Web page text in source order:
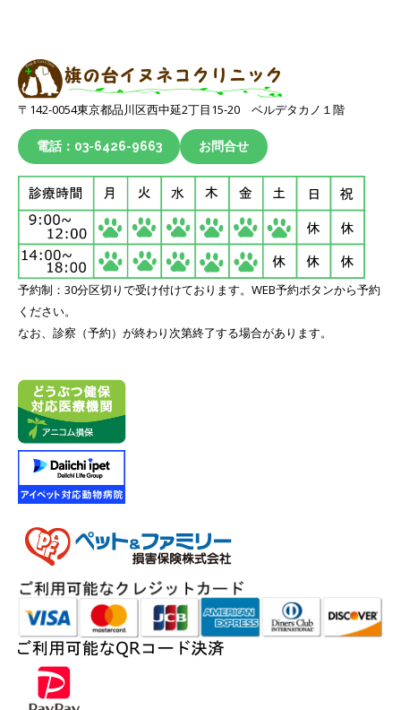
〒142-0054東京都品川区西中延2丁目15-20 ベルデタカノ１階
電話：03-6426-9663 お問合せ
予約制：30分区切りで受け付けております。WEB予約ボタンから予約
ください。
なお、診察（予約）が終わり次第終了する場合があります。